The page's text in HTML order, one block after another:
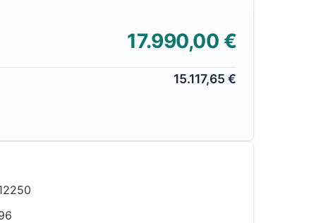
17.990,00 €
15.117,65 €